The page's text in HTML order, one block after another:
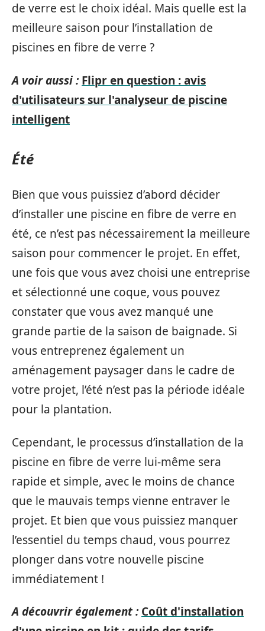
de verre est le choix idéal. Mais quelle est la
meilleure saison pour l’installation de
piscines en fibre de verre ?
A voir aussi : Flipr en question : avis
d'utilisateurs sur l'analyseur de piscine
intelligent
Été
Bien que vous puissiez d’abord décider
d’installer une piscine en fibre de verre en
été, ce n’est pas nécessairement la meilleure
saison pour commencer le projet. En effet,
une fois que vous avez choisi une entreprise
et sélectionné une coque, vous pouvez
constater que vous avez manqué une
grande partie de la saison de baignade. Si
vous entreprenez également un
aménagement paysager dans le cadre de
votre projet, l’été n’est pas la période idéale
pour la plantation.
Cependant, le processus d’installation de la
piscine en fibre de verre lui-même sera
rapide et simple, avec le moins de chance
que le mauvais temps vienne entraver le
projet. Et bien que vous puissiez manquer
l’essentiel du temps chaud, vous pourrez
plonger dans votre nouvelle piscine
immédiatement !
A découvrir également : Coût d'installation